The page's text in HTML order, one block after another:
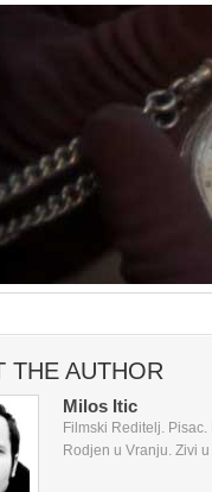
THE AUTHOR
Milos Itic
Filmski Reditelj. Pisac.
Rodjen u Vranju. Zivi u